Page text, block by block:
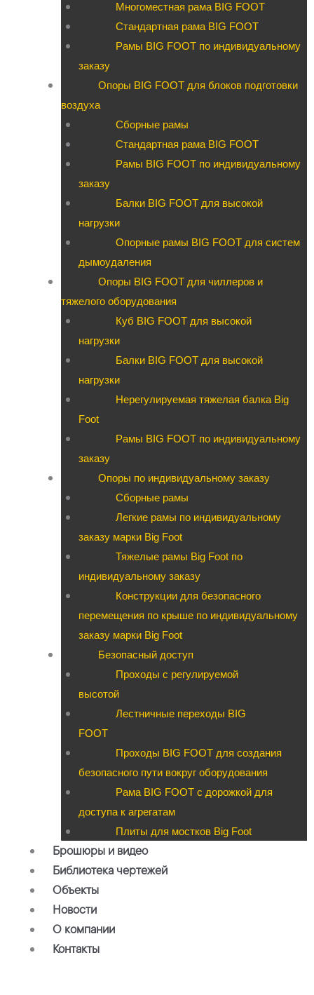
Многоместная рама BIG FOOT
Стандартная рама BIG FOOT
Рамы BIG FOOT по индивидуальному
заказу
Опоры BIG FOOT для блоков подготовки
воздуха
Сборные рамы
Стандартная рама BIG FOOT
Рамы BIG FOOT по индивидуальному
заказу
Балки BIG FOOT для высокой
нагрузки
Опорные рамы BIG FOOT для систем
дымоудаления
Опоры BIG FOOT для чиллеров и
тяжелого оборудования
Куб BIG FOOT для высокой
нагрузки
Балки BIG FOOT для высокой
нагрузки
Нерегулируемая тяжелая балка Big
Foot
Рамы BIG FOOT по индивидуальному
заказу
Опоры по индивидуальному заказу
Сборные рамы
Легкие рамы по индивидуальному
заказу марки Big Foot
Тяжелые рамы Big Foot по
индивидуальному заказу
Конструкции для безопасного
перемещения по крыше по индивидуальному
заказу марки Big Foot
Безопасный доступ
Проходы с регулируемой
высотой
Лестничные переходы BIG
FOOT
Проходы BIG FOOT для создания
безопасного пути вокруг оборудования
Рама BIG FOOT с дорожкой для
доступа к агрегатам
Плиты для мостков Big Foot
Брошюры и видео
Библиотека чертежей
Объекты
Новости
О компании
Контакты